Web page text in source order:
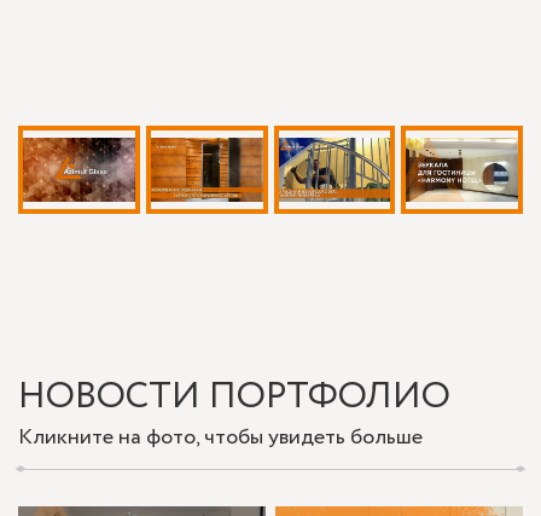
НОВОСТИ ПОРТФОЛИО
Кликните на фото, чтобы увидеть больше